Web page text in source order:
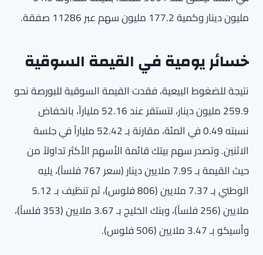
مليون دينار وكمية 177.2 مليون سهم عبر 11286 صفقة.
خسائر يومية في القيمة السوقية
نتيجة للضغوط البيعية، فقدت القيمة السوقية للبورصة نحو
259.9 مليون دينار، لتستقر عند 52.16 ملياراً، بانخفاض
نسبته 0.49 في المئة، مقارنة بـ 52.42 ملياراً في جلسة
الاثنين. وتصدر سهم بيتك قائمة الأسهم الأكثر تداولاً من
حيث القيمة بـ 7.95 ملايين دينار (سعر 767 فلساً)، يليه
الوطني بـ 7.37 ملايين (806 فلوس)، ثم تنظيف بـ 5.12
ملايين (256 فلساً)، وبنك الخليج بـ 3.67 ملايين (353 فلساً)،
وأسيكو بـ 3.47 ملايين (506 فلوس).